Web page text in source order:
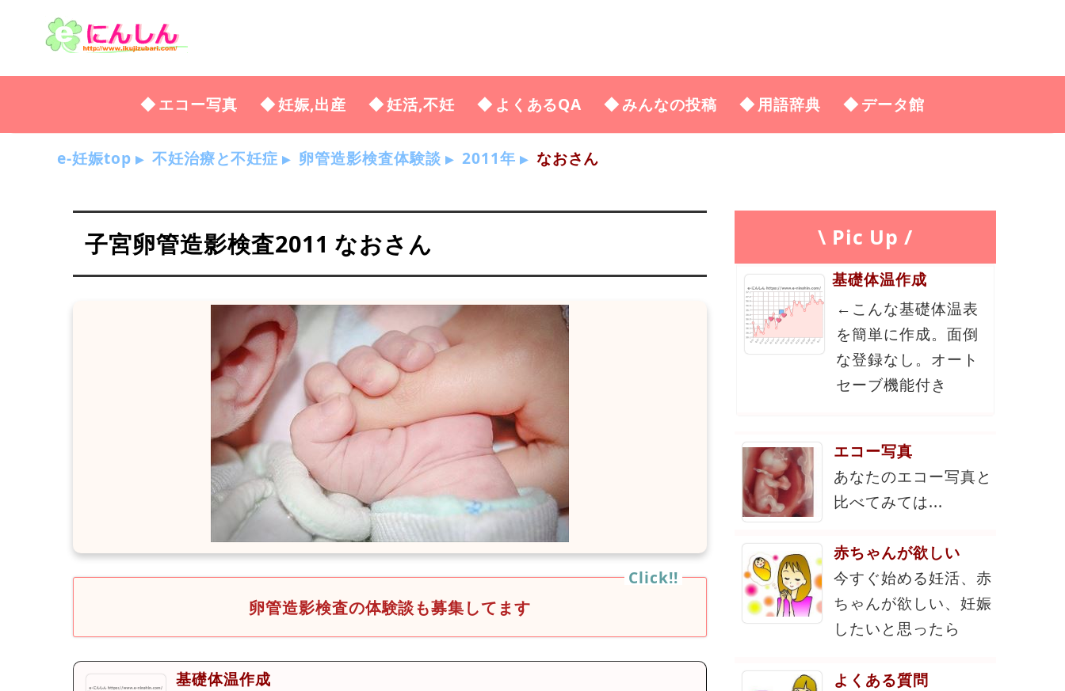
エコー写真 妊娠,出産 妊活,不妊 よくあるQA みんなの投稿 用語辞典 データ館
e-妊娠top 不妊治療と不妊症 卵管造影検査体験談 2011年 なおさん
子宮卵管造影検査2011 なおさん
卵管造影検査の体験談も募集してます
基礎体温作成
\ Pic Up /
基礎体温作成
←こんな基礎体温表
を簡単に作成。面倒
な登録なし。オート
セーブ機能付き
エコー写真
あなたのエコー写真と
比べてみては...
赤ちゃんが欲しい
今すぐ始める妊活、赤
ちゃんが欲しい、妊娠
したいと思ったら
よくある質問